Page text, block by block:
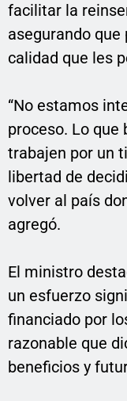
facilitar la
asegurando que
calidad que les
“No estamos
proceso. Lo que
trabajen por un
libertad de
volver al país
agregó.
El ministro
un esfuerzo
financiado por
razonable que
beneficios y